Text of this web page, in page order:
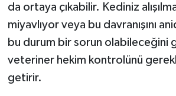
da ortaya çıkabilir. Kediniz
miyavlıyor veya bu davranışını
bu durum bir sorun olabileceğini
veteriner hekim kontrolünü
getirir.